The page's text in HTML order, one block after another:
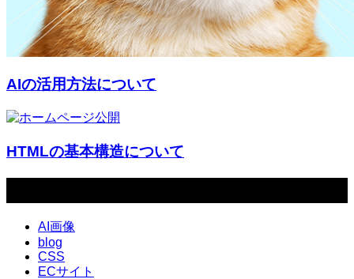
AIの活用方法について
HTMLの基本構造について
AI画像
blog
CSS
ECサイト